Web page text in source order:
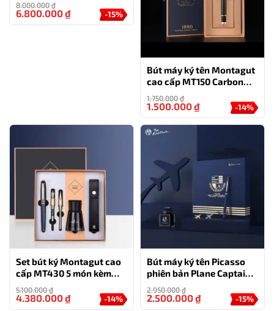
8.000.000₫
-15%
6.800.000₫
Bút máy ký tên Montagut
cao cấp MT150 Carbon
màu đen
1.750.000₫
-14%
1.500.000₫
Set bút ký Montagut cao
cấp MT430 5 món kèm
hộp và túi đựng màu xanh
5.100.000₫
-14%
4.380.000₫
Bút máy ký tên Picasso
phiên bản Plane Captain
đặc biệt
2.950.000₫
-15%
2.500.000₫